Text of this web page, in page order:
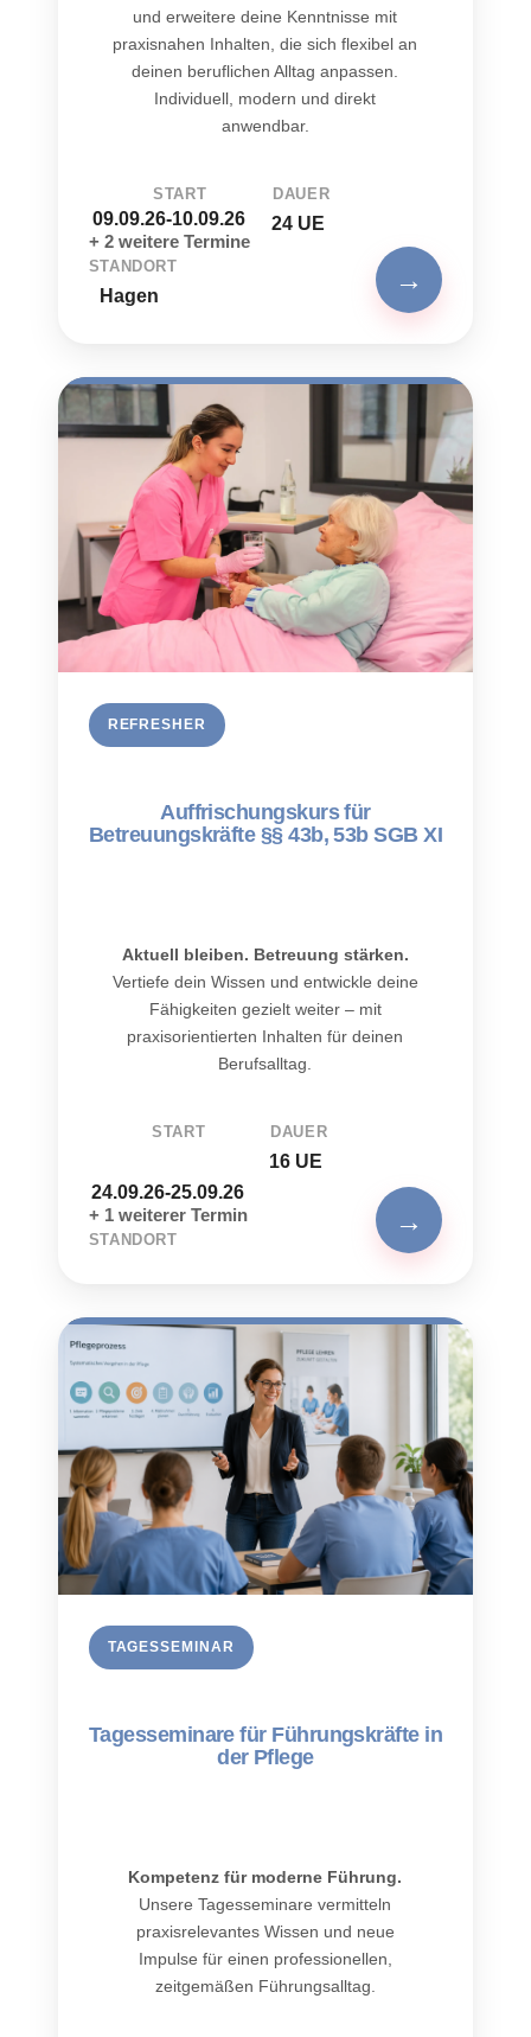
und erweitere deine Kenntnisse mit
praxisnahen Inhalten, die sich flexibel an
deinen beruflichen Alltag anpassen.
Individuell, modern und direkt
anwendbar.
START
09.09.26-10.09.26
+ 2 weitere Termine
DAUER
24 UE
STANDORT
Hagen →
REFRESHER
Auffrischungskurs für
Betreuungskräfte §§ 43b, 53b SGB XI
Aktuell bleiben. Betreuung stärken.
Vertiefe dein Wissen und entwickle deine
Fähigkeiten gezielt weiter – mit
praxisorientierten Inhalten für deinen
Berufsalltag.
START
24.09.26-25.09.26
+ 1 weiterer Termin
DAUER
16 UE
STANDORT
→
TAGESSEMINAR
Tagesseminare für Führungskräfte in
der Pflege
Kompetenz für moderne Führung.
Unsere Tagesseminare vermitteln
praxisrelevantes Wissen und neue
Impulse für einen professionellen,
zeitgemäßen Führungsalltag.